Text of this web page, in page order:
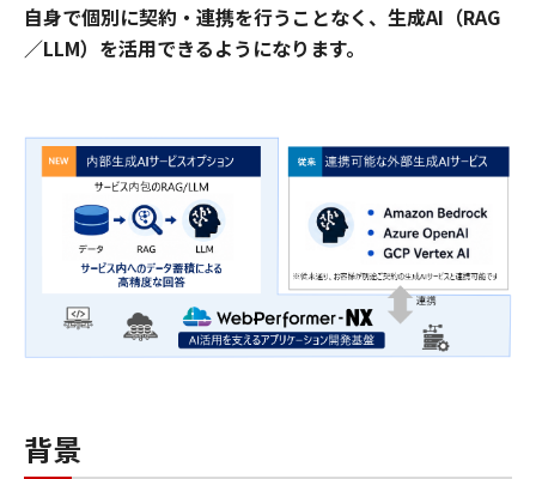
自身で個別に契約・連携を行うことなく、生成AI（RAG
／LLM）を活用できるようになります。
背景